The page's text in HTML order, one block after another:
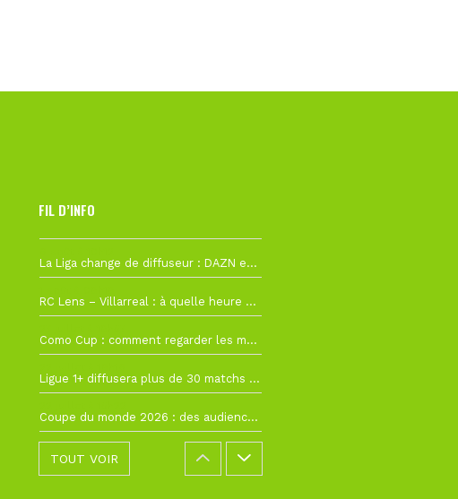
FIL D’INFO
La Liga change de diffuseur : DAZN et Disney+ remplacent beIN Sports !
RC Lens – Villarreal : à quelle heure et sur quelle chaîne voir la finale de la Como Cup ?
Como Cup : comment regarder les matchs du RC Lens en direct ?
Ligue 1+ diffusera plus de 30 matchs amicaux avant la reprise de la Ligue 1
Coupe du monde 2026 : des audiences record, mais M6 devrait perdre très gros !
TOUT VOIR